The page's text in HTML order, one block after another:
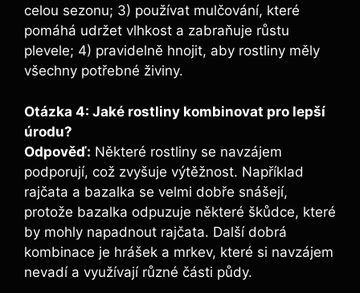
celou sezonu; 3) používat mulčování, které
pomáhá udržet vlhkost a zabraňuje růstu
plevele; 4) pravidelně hnojit, aby rostliny měly
všechny potřebné živiny.
Otázka 4: Jaké rostliny kombinovat pro lepší
úrodu?
Odpověď: Některé rostliny se navzájem
podporují, což zvyšuje výtěžnost. Například
rajčata a bazalka se velmi dobře snášejí,
protože bazalka odpuzuje některé škůdce, které
by mohly napadnout rajčata. Další dobrá
kombinace je hrášek a mrkev, které si navzájem
nevadí a využívají různé části půdy.